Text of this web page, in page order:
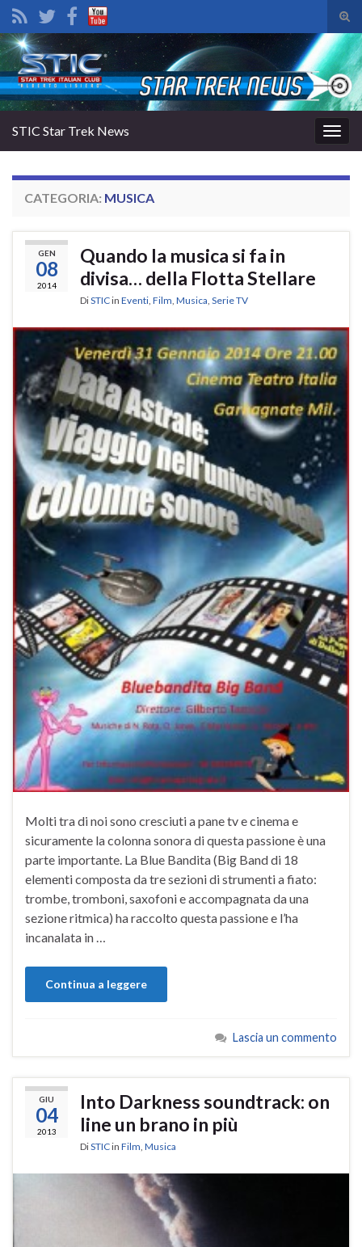
il
di
Search for:
la
STIC Star Trek News
CATEGORIA: MUSICA
GEN
08
2014
Quando la musica si fa in
divisa… della Flotta Stellare
DiSTICin Eventi Film Musica Serie TV
Molti tra di noi sono cresciuti a pane tv e cinema e
sicuramente la colonna sonora di questa passione è una
parte importante. La Blue Bandita (Big Band di 18
elementi composta da tre sezioni di strumenti a fiato:
trombe, tromboni, saxofoni e accompagnata da una
sezione ritmica) ha raccolto questa passione e l’ha
incanalata in …
Continua a leggere
Lascia un commento
GIU
04
2013
Into Darkness soundtrack: on
line un brano in più
DiSTICin Film Musica